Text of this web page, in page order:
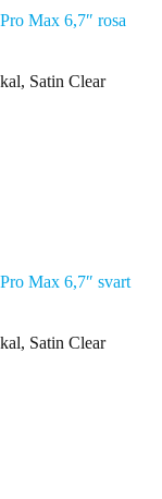
Max 6,7″ rosa
, Satin Clear
Max 6,7″ svart
, Satin Clear